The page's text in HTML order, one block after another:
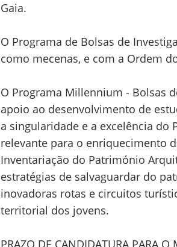
Gaia.
O Programa de Bolsas de
como mecenas, e com a Ordem
O Programa Millennium - Bolsas
apoio ao desenvolvimento de
a singularidade e a excelência do
relevante para o enriquecimento
Inventariação do Património
estratégias de salvaguardar do
inovadoras rotas e circuitos
territorial dos jovens.
PRAZO DE CANDIDATURA PARA